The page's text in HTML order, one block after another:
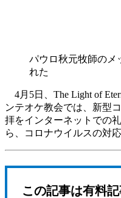
パウロ秋元牧師のメ
れた
4月5日、The Light of
ンテオケ教会では、新型
拝をインターネットでの
ら、コロナウイルスの対
この記事は有料記